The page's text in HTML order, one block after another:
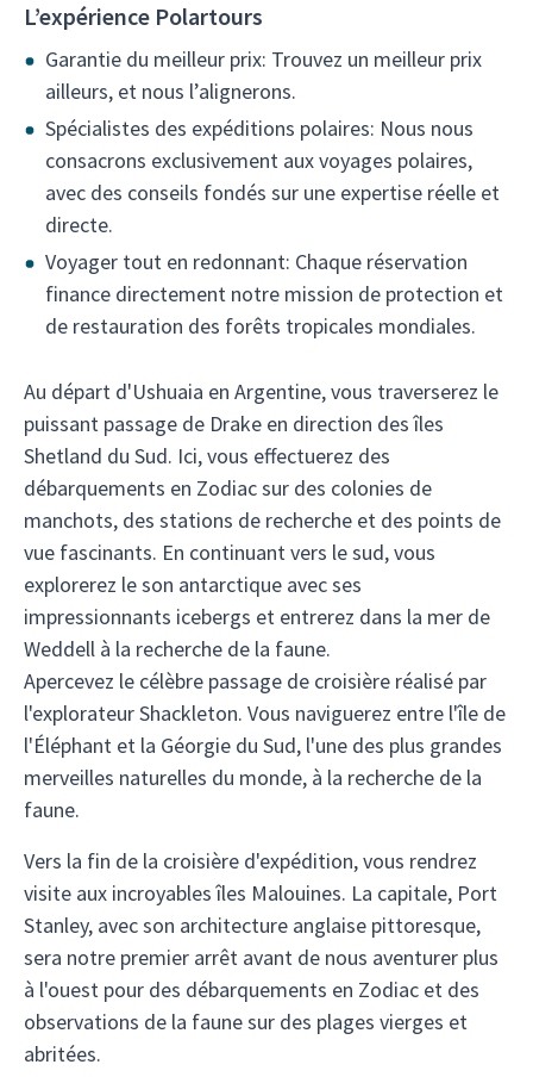
L’expérience Polartours
Garantie du meilleur prix: Trouvez un meilleur prix
ailleurs, et nous l’alignerons.
Spécialistes des expéditions polaires: Nous nous
consacrons exclusivement aux voyages polaires,
avec des conseils fondés sur une expertise réelle et
directe.
Voyager tout en redonnant: Chaque réservation
finance directement notre mission de protection et
de restauration des forêts tropicales mondiales.
Au départ d'Ushuaia en Argentine, vous traverserez le
puissant passage de Drake en direction des îles
Shetland du Sud. Ici, vous effectuerez des
débarquements en Zodiac sur des colonies de
manchots, des stations de recherche et des points de
vue fascinants. En continuant vers le sud, vous
explorerez le son antarctique avec ses
impressionnants icebergs et entrerez dans la mer de
Weddell à la recherche de la faune.
Apercevez le célèbre passage de croisière réalisé par
l'explorateur Shackleton. Vous naviguerez entre l'île de
l'Éléphant et la Géorgie du Sud, l'une des plus grandes
merveilles naturelles du monde, à la recherche de la
faune.
Vers la fin de la croisière d'expédition, vous rendrez
visite aux incroyables îles Malouines. La capitale, Port
Stanley, avec son architecture anglaise pittoresque,
sera notre premier arrêt avant de nous aventurer plus
à l'ouest pour des débarquements en Zodiac et des
observations de la faune sur des plages vierges et
abritées.